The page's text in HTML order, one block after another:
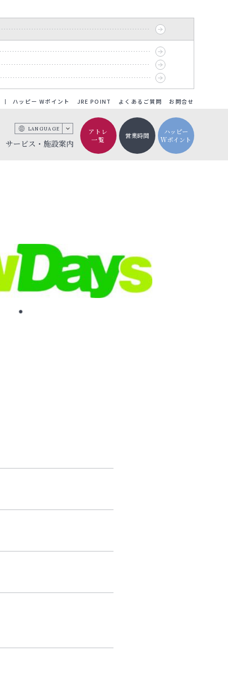
ハッピー Wポイント JRE POINT よくあるご質問 お問合せ
サービス・施設案内
LANGUAGE
アトレ
一覧
営業時間
ハッピー
Wポイント